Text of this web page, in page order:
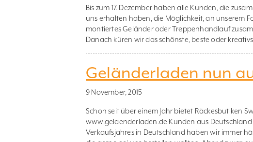
Bis zum 17. Dezember haben alle Kunden, die
uns erhalten haben, die Möglichkeit, an unserem
montiertes Geländer oder Treppenhandlauf
Danach küren wir das schönste, beste oder
Geländerladen nun
9 November, 2015
Schon seit über einem Jahr bietet Räckesbutiken
www.gelaenderladen.de Kunden aus
Verkaufsjahres in Deutschland haben wir immer